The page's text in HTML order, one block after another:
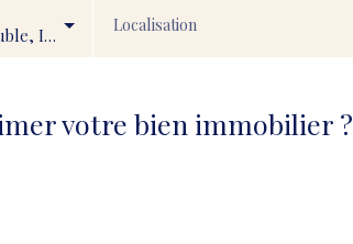
Appartement, Maison, Immeuble, Immobilier Pro, Fonds de commerce, Transmission d'entreprise, Droit au bail, Stationnement, Terrain Localisation
votre bien immobilier ?